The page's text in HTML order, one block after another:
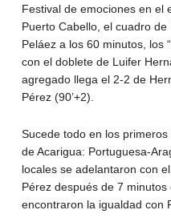
Festival de emociones en el
Puerto Cabello, el cuadro
Peláez a los 60 minutos, los
con el doblete de Luifer
agregado llega el 2-2 de
Pérez (90’+2).
Sucede todo en los
de Acarigua: Portuguesa-
locales se adelantaron con
Pérez después de 7
encontraron la igualdad con